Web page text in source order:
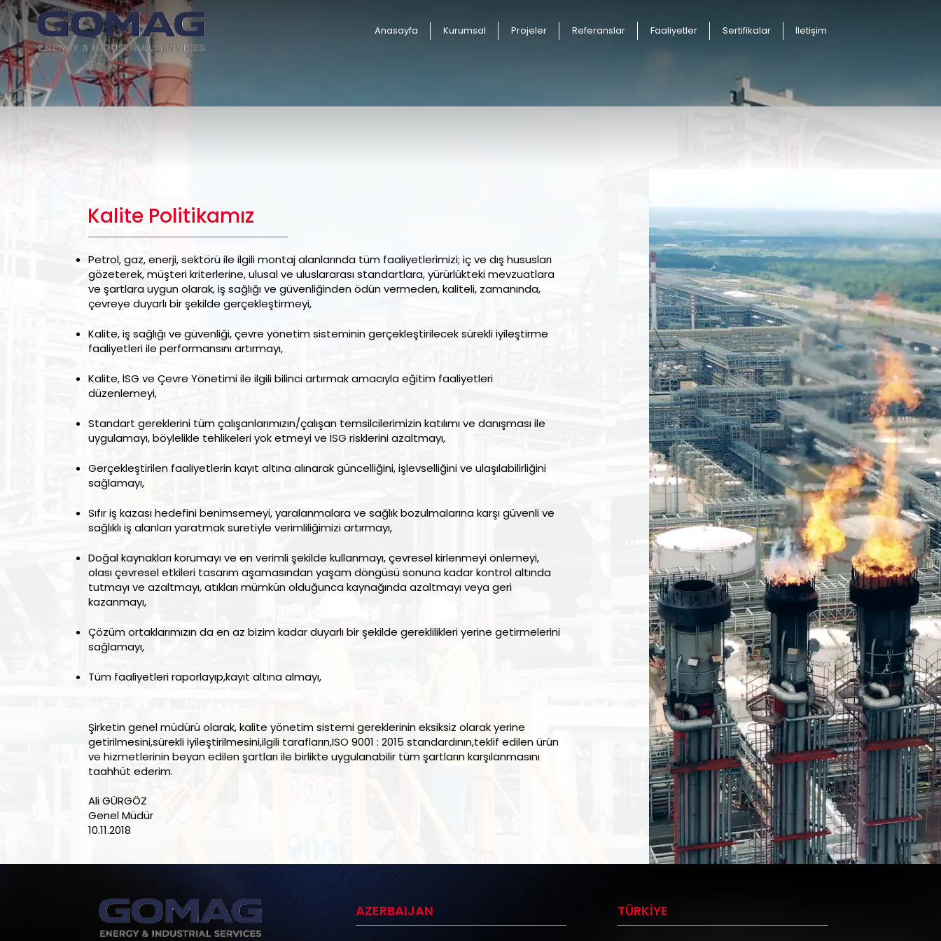
Anasayfa Kurumsal Projeler Referanslar Faaliyetler Sertifikalar İletişim
Kalite Politikamız
Petrol, gaz, enerji, sektörü ile ilgili montaj alanlarında tüm faaliyetlerimizi; iç ve dış hususları
gözeterek, müşteri kriterlerine, ulusal ve uluslararası standartlara, yürürlükteki mevzuatlara
ve şartlara uygun olarak, iş sağlığı ve güvenliğinden ödün vermeden, kaliteli, zamanında,
çevreye duyarlı bir şekilde gerçekleştirmeyi,
Kalite, iş sağlığı ve güvenliği, çevre yönetim sisteminin gerçekleştirilecek sürekli iyileştirme
faaliyetleri ile performansını artırmayı,
Kalite, İSG ve Çevre Yönetimi ile ilgili bilinci artırmak amacıyla eğitim faaliyetleri
düzenlemeyi,
Standart gereklerini tüm çalışanlarımızın/çalışan temsilcilerimizin katılımı ve danışması ile
uygulamayı, böylelikle tehlikeleri yok etmeyi ve İSG risklerini azaltmayı,
Gerçekleştirilen faaliyetlerin kayıt altına alınarak güncelliğini, işlevselliğini ve ulaşılabilirliğini
sağlamayı,
Sıfır iş kazası hedefini benimsemeyi, yaralanmalara ve sağlık bozulmalarına karşı güvenli ve
sağlıklı iş alanları yaratmak suretiyle verimliliğimizi artırmayı,
Doğal kaynakları korumayı ve en verimli şekilde kullanmayı, çevresel kirlenmeyi önlemeyi,
olası çevresel etkileri tasarım aşamasından yaşam döngüsü sonuna kadar kontrol altında
tutmayı ve azaltmayı, atıkları mümkün olduğunca kaynağında azaltmayı veya geri
kazanmayı,
Çözüm ortaklarımızın da en az bizim kadar duyarlı bir şekilde gereklilikleri yerine getirmelerini
sağlamayı,
Tüm faaliyetleri raporlayıp,kayıt altına almayı,
Şirketin genel müdürü olarak, kalite yönetim sistemi gereklerinin eksiksiz olarak yerine
getirilmesini,sürekli iyileştirilmesini,ilgili tarafların,ISO 9001 : 2015 standardının,teklif edilen ürün
ve hizmetlerinin beyan edilen şartları ile birlikte uygulanabilir tüm şartların karşılanmasını
taahhüt ederim.
Ali GÜRGÖZ
Genel Müdür
10.11.2018
AZERBAIJAN TÜRKİYE